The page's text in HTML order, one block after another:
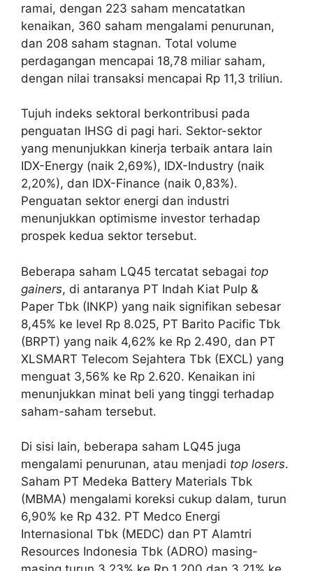
ramai, dengan 223 saham mencatatkan
kenaikan, 360 saham mengalami penurunan,
dan 208 saham stagnan. Total volume
perdagangan mencapai 18,78 miliar saham,
dengan nilai transaksi mencapai Rp 11,3 triliun.
Tujuh indeks sektoral berkontribusi pada
penguatan IHSG di pagi hari. Sektor-sektor
yang menunjukkan kinerja terbaik antara lain
IDX-Energy (naik 2,69%), IDX-Industry (naik
2,20%), dan IDX-Finance (naik 0,83%).
Penguatan sektor energi dan industri
menunjukkan optimisme investor terhadap
prospek kedua sektor tersebut.
Beberapa saham LQ45 tercatat sebagai top
gainers, di antaranya PT Indah Kiat Pulp &
Paper Tbk (INKP) yang naik signifikan sebesar
8,45% ke level Rp 8.025, PT Barito Pacific Tbk
(BRPT) yang naik 4,62% ke Rp 2.490, dan PT
XLSMART Telecom Sejahtera Tbk (EXCL) yang
menguat 3,56% ke Rp 2.620. Kenaikan ini
menunjukkan minat beli yang tinggi terhadap
saham-saham tersebut.
Di sisi lain, beberapa saham LQ45 juga
mengalami penurunan, atau menjadi top losers.
Saham PT Medeka Battery Materials Tbk
(MBMA) mengalami koreksi cukup dalam, turun
6,90% ke Rp 432. PT Medco Energi
Internasional Tbk (MEDC) dan PT Alamtri
Resources Indonesia Tbk (ADRO) masing-